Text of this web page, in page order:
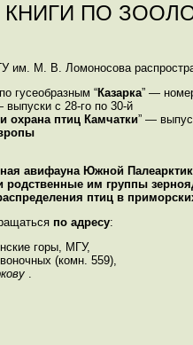
КНИГИ ПО
им. М. В. Ломоносова
гусеобразным “Казарка” —
выпуски с 28-го по 30-й
охрана птиц Камчатки” —
авифауна Южной
родственные им группы
птиц в
по адресу:
горы, МГУ,
(комн. 559),
.